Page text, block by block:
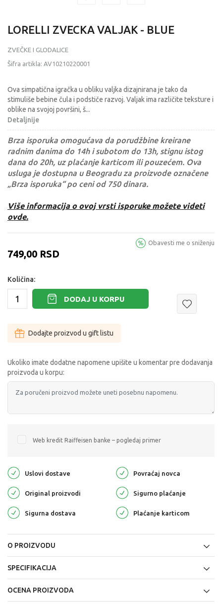
LORELLI ZVECKA VALJAK - BLUE
ZVEČKE I GLODALICE
Šifra artikla: AV10210220001
Ova simpatična igračka u obliku valjka dizajnirana je tako da
stimuliše bebine čula i podstiče razvoj. Valjak ima različite teksture i
oblike na svojoj površini, š...
Detaljnije
Brza isporuka omogućava da porudžbine kreirane
radnim danima do 14h i subotom do 13h, stignu istog
dana do 20h, uz plaćanje karticom ili pouzećem. Ova
usluga je dostupna u Beogradu za proizvode označene
„Brza isporuka“ po ceni od 750 dinara.
Više informacija o ovoj vrsti isporuke možete videti
ovde.
749,00 RSD
Obavesti me o sniženju
Količina:
DODAJ U KORPU
Dodajte proizvod u gift listu
Ukoliko imate dodatne napomene upišite u komentar pre dodavanja
proizvoda u korpu:
Web kredit Raiffeisen banke – pogledaj primer
Uslovi dostave Povraćaj novca
Original proizvodi Sigurno plaćanje
Sigurna dostava Plaćanje karticom
O PROIZVODU
SPECIFIKACIJA
OCENA PROIZVODA